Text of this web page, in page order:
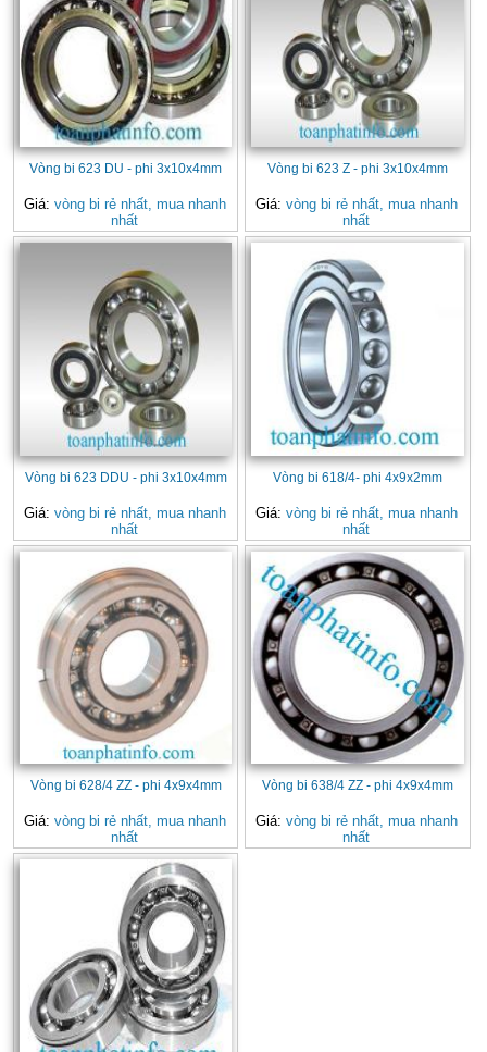
Vòng bi 623 DU - phi 3x10x4mm
Giá: vòng bi rẻ nhất, mua nhanh
nhất
Vòng bi 623 Z - phi 3x10x4mm
Giá: vòng bi rẻ nhất, mua nhanh
nhất
Vòng bi 623 DDU - phi 3x10x4mm
Giá: vòng bi rẻ nhất, mua nhanh
nhất
Vòng bi 618/4- phi 4x9x2mm
Giá: vòng bi rẻ nhất, mua nhanh
nhất
Vòng bi 628/4 ZZ - phi 4x9x4mm
Giá: vòng bi rẻ nhất, mua nhanh
nhất
Vòng bi 638/4 ZZ - phi 4x9x4mm
Giá: vòng bi rẻ nhất, mua nhanh
nhất